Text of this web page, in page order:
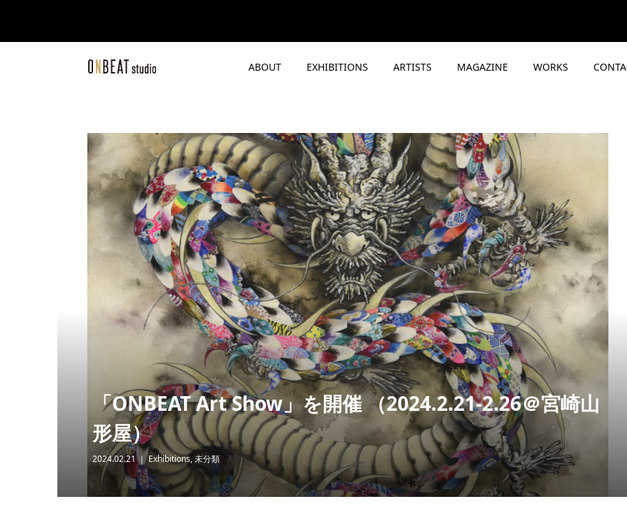
ABOUT EXHIBITIONS ARTISTS MAGAZINE WORKS
「ONBEAT Art Show」を開催 （2024.2.21-2.26＠宮崎山
形屋）
2024.02.21 Exhibitions,未分類